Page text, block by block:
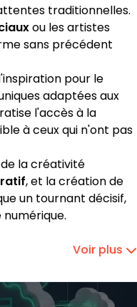
traditionnelles.
ou les artistes
sans précédent
pour le
adaptées aux
l'accès à la
à ceux qui n'ont pas
la créativité
, et la création de
un tournant décisif,
Voir plus